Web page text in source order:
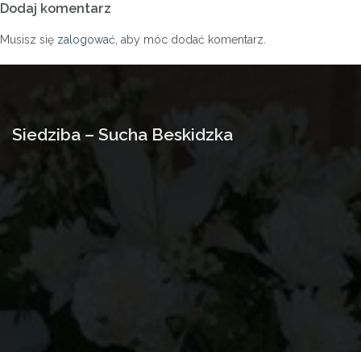
Dodaj komentarz
Musisz się zalogować , aby móc dodać komentarz.
Siedziba – Sucha Beskidzka